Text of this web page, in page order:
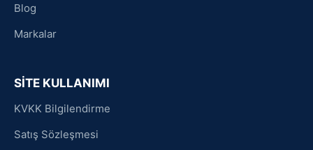
Blog
Markalar
SİTE KULLANIMI
KVKK Bilgilendirme
Satış Sözleşmesi